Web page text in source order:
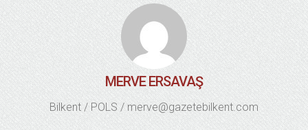
MERVE ERSAVAŞ
Bilkent / POLS / merve@gazetebilkent.com